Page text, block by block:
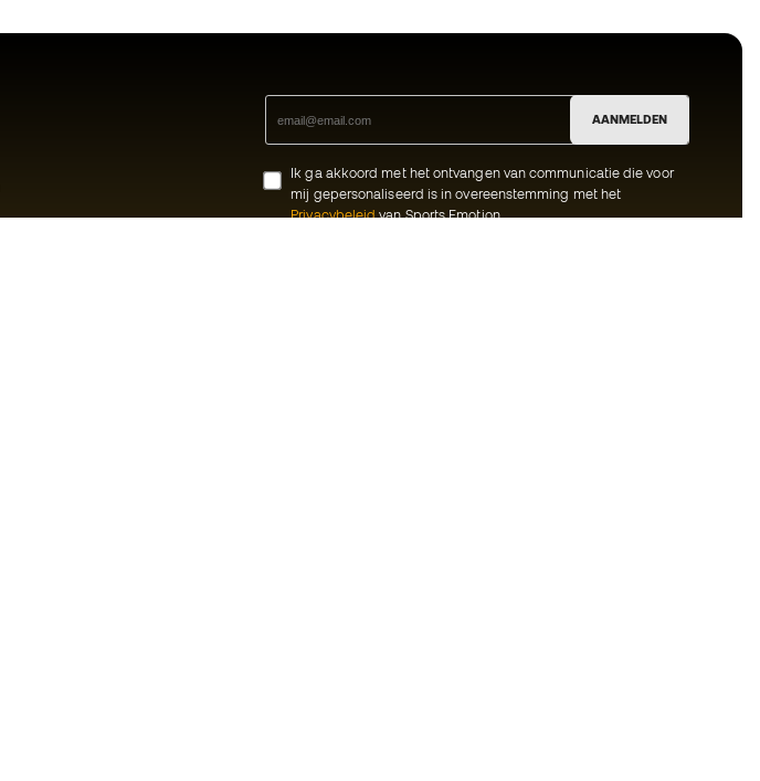
AANMELDEN
Ik ga akkoord met het ontvangen van communicatie die voor
mij gepersonaliseerd is in overeenstemming met het
Privacybeleidvan Sports Emotion.